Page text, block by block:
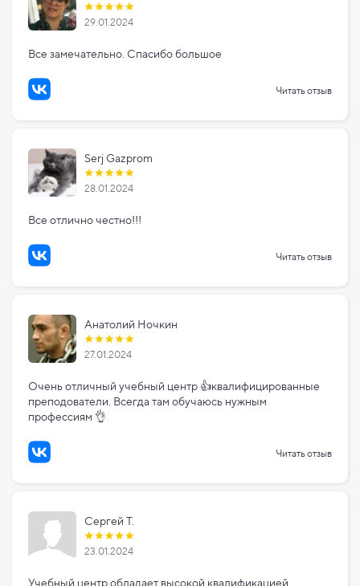
29.01.2024
Все замечательно. Спасибо большое
Читать отзыв
Serj Gazprom
28.01.2024
Все отлично честно!!!
Читать отзыв
Анатолий Ночкин
27.01.2024
Очень отличный учебный центр 👍квалифицированные
преподователи. Всегда там обучаюсь нужным
профессиям 👌
Читать отзыв
Сергей Т.
23.01.2024
Учебный центр обладает высокой квалификацией